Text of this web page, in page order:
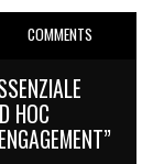
COMMENTS
HOC